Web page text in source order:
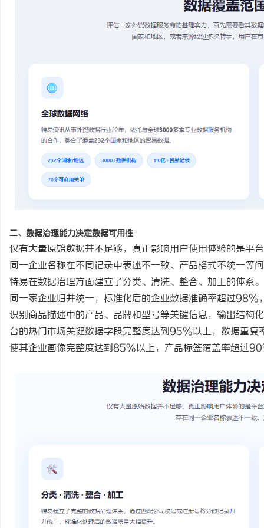
二、数据治理能力决定数据可用性
仅有大量原始数据并不足够，真正影响用户使用体验的是平
同一企业名称在不同记录中表述不一致、产品格式不统一等
特易在数据治理方面建立了分类、清洗、整合、加工的体系
同一家企业归并统一，标准化后的企业数据准确率超过98%
识别商品描述中的产品、品牌和型号等关键信息，输出结
台的热门市场关键数据字段完整度达到95%以上，数据重
使其企业画像完整度达到85%以上，产品标签覆盖率超过